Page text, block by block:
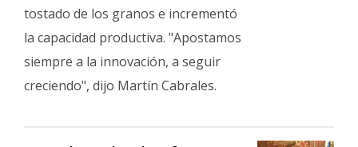
tostado de los granos e incrementó
la capacidad productiva. "Apostamos
siempre a la innovación, a seguir
creciendo", dijo Martín Cabrales.